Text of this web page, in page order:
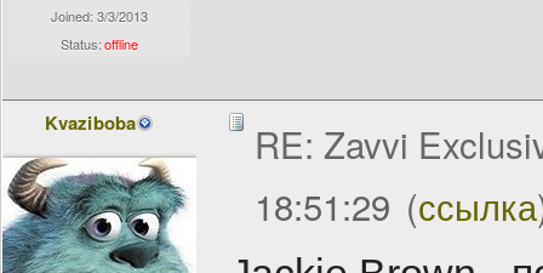
Joined: 3/3/2013
Status:offline
Kvaziboba
RE: Zavvi
18:51:29 (ссылка